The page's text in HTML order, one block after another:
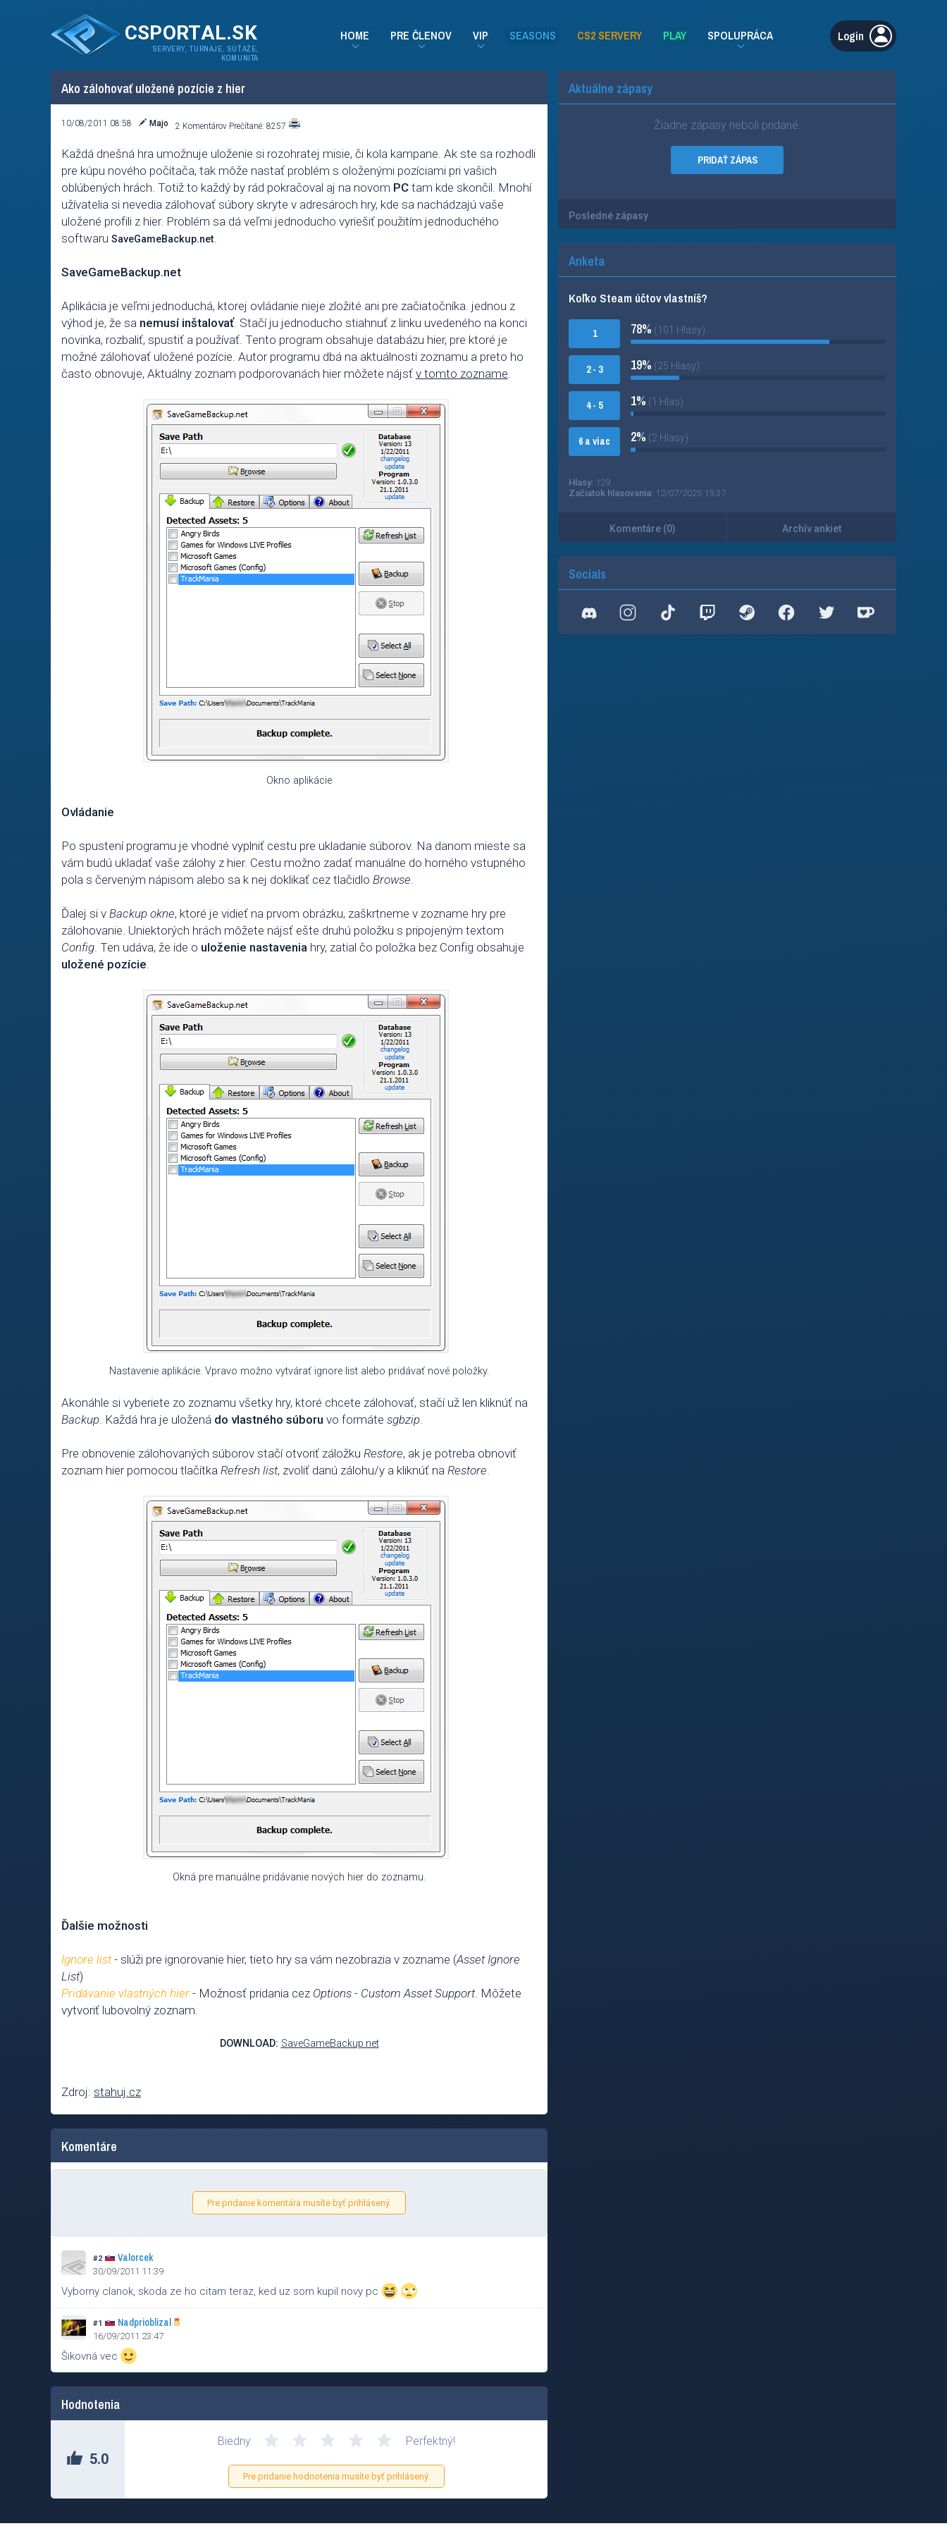
CSPORTAL.SK
SERVERY, TURNAJE, SÚŤAŽE,
KOMUNITA
HOME PRE ČLENOV VIP SEASONS CS2 SERVERY PLAY SPOLUPRÁCA Login
Ako zálohovať uložené pozície z hier
10/08/2011 08:58 Majo 2 Komentárov Prečítané: 8257
Každá dnešná hra umožnuje uloženie si rozohratej misie, či kola kampane. Ak ste sa rozhodli
pre kúpu nového počítača, tak môže nastať problém s oloženými pozíciami pri vašich
oblúbených hrách. Totiž to každý by rád pokračoval aj na novom PC tam kde skončil. Mnohí
užívatelia si nevedia zálohovať súbory skryte v adresároch hry, kde sa nachádzajú vaše
uložené profili z hier. Problém sa dá veľmi jednoducho vyriešiť použitím jednoduchého
softwaru SaveGameBackup.net.
SaveGameBackup.net
Aplikácia je veľmi jednoduchá, ktorej ovládanie nieje zložité ani pre začiatočníka. jednou z
výhod je, že sa nemusí inštalovať. Stačí ju jednoducho stiahnuť z linku uvedeného na konci
novinka, rozbaliť, spustiť a používať. Tento program obsahuje databázu hier, pre ktoré je
možné zálohovať uložené pozície. Autor programu dbá na aktuálnosti zoznamu a preto ho
často obnovuje, Aktuálny zoznam podporovanách hier môžete nájsť v tomto zozname.
Okno aplikácie
Ovládanie
Po spustení programu je vhodné vyplniť cestu pre ukladanie súborov. Na danom mieste sa
vám budú ukladať vaše zálohy z hier. Cestu možno zadať manuálne do horného vstupného
pola s červeným nápisom alebo sa k nej doklikať cez tlačidlo Browse.
Ďalej si v Backup okne, ktoré je vidieť na prvom obrázku, zaškrtneme v zozname hry pre
zálohovanie. Uniektorých hrách môžete nájsť ešte druhú položku s pripojeným textom
Config. Ten udáva, že ide o uloženie nastavenia hry, zatial čo položka bez Config obsahuje
uložené pozície.
Nastavenie aplikácie. Vpravo možno vytvárať ignore list alebo pridávať nové položky.
Akonáhle si vyberiete zo zoznamu všetky hry, ktoré chcete zálohovať, stačí už len kliknúť na
Backup. Každá hra je uložená do vlastného súboru vo formáte sgbzip.
Pre obnovenie zálohovaných súborov stačí otvoriť záložku Restore, ak je potreba obnoviť
zoznam hier pomocou tlačítka Refresh list, zvoliť danú zálohu/y a kliknúť na Restore.
Okná pre manuálne pridávanie nových hier do zoznamu.
Ďalšie možnosti
Ignore list- slúži pre ignorovanie hier, tieto hry sa vám nezobrazia v zozname (Asset Ignore
List)
Pridávanie vlastných hier - Možnosť pridania cez Options - Custom Asset Support. Môžete
vytvoriť lubovolný zoznam.
DOWNLOAD: SaveGameBackup.net
Zdroj: stahuj.cz
Komentáre
Pre pridanie komentára musíte byť prihlásený.
#2 Valorcek
30/09/2011 11:39
Vyborny clanok, skoda ze ho citam teraz, ked uz som kupil novy pc
#1 Nadprioblizal
16/09/2011 23:47
Šikovná vec
Hodnotenia
5.0
Biedny Perfektný!
Pre pridanie hodnotenia musíte byť prihlásený.
Aktuálne zápasy
Žiadne zápasy neboli pridané.
PRIDAŤ ZÁPAS
Posledné zápasy
Anketa
Koľko Steam účtov vlastníš?
1
2 - 3
4 - 5
6 a viac
78% (101 Hlasy)
19% (25 Hlasy)
1% (1 Hlas)
2% (2 Hlasy)
Hlasy: 129
Začiatok hlasovania: 12/07/2025 19:37
Komentáre (0) Archív ankiet
Socials